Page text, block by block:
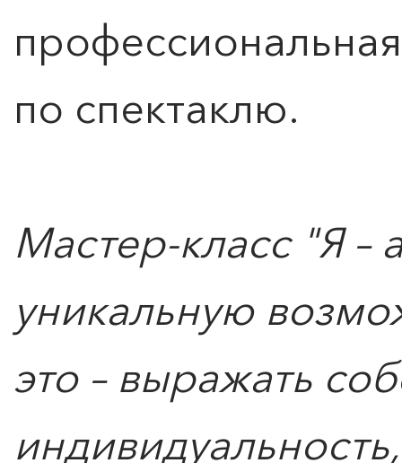
по спектаклю.
Мастер-класс "Я –
уникальную
это – выражать